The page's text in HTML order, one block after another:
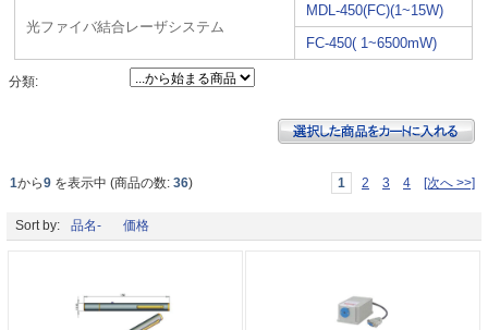
光ファイバ結合レーザシステム
MDL-450(FC)(1~15W)
FC-450( 1~6500mW)
分類:
1から9 を表示中 (商品の数: 36) 1 2 3 4 [次へ >>]
Sort by: 品名- 価格